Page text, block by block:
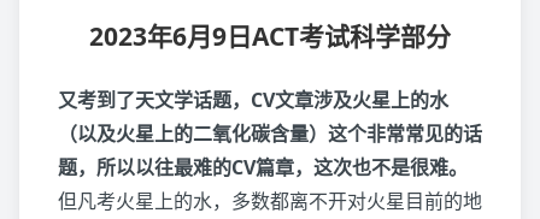
2023年6月9日ACT考试科学部分
又考到了天文学话题，CV文章涉及火星上的水
（以及火星上的二氧化碳含量）这个非常常见的话
题，所以以往最难的CV篇章，这次也不是很难。
但凡考火星上的水，多数都离不开对火星目前的地